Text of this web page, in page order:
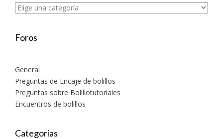
Foros
General
Preguntas de Encaje de bolillos
Preguntas sobre Bolillotutoriales
Encuentros de bolillos
Categorías